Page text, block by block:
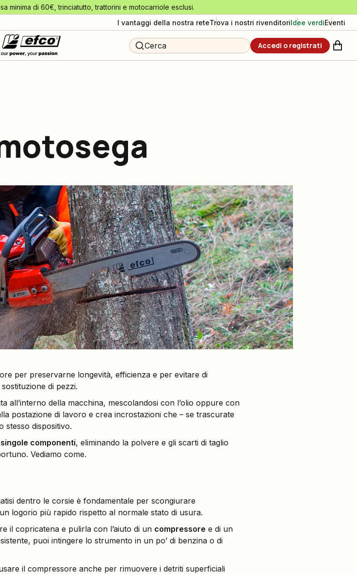
minima di 60€, trinciatutto, trattorini e motocarriole esclusi.
I vantaggi della nostra reteTrova i nostri rivenditoriIdee verdiEventi
Cerca Accedi o registrati
per preservarne longevità, efficienza e per evitare di
di pezzi.
all’interno della macchina, mescolandosi con l’olio oppure con
postazione di lavoro e crea incrostazioni che – se trascurate
stesso dispositivo.
componenti, eliminando la polvere e gli scarti di taglio
Vediamo come.
dentro le corsie è fondamentale per scongiurare
logorio più rapido rispetto al normale stato di usura.
il copricatena e pulirla con l’aiuto di un compressore e di un
puoi intingere lo strumento in un po’ di benzina o di
il compressore anche per rimuovere i detriti superficiali